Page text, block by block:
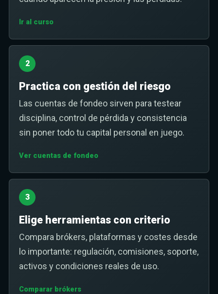
Ir al curso
2
Practica con gestión del riesgo
Las cuentas de fondeo sirven para testear
disciplina, control de pérdida y consistencia
sin poner todo tu capital personal en juego.
Ver cuentas de fondeo
3
Elige herramientas con criterio
Compara brókers, plataformas y costes desde
lo importante: regulación, comisiones, soporte,
activos y condiciones reales de uso.
Comparar brókers